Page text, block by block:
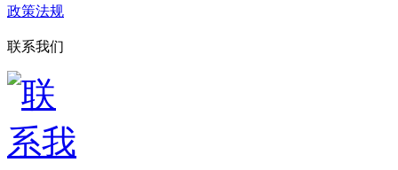
政策法规
联系我们